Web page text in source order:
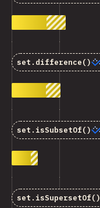
set.difference()
set.isSubsetOf()
set.isSupersetOf()